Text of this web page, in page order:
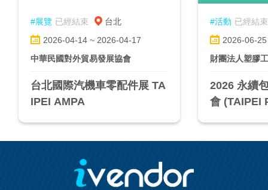
#展覽 已經結束
台北
2026-04-14 ~ 2026-04-17
中華民國對外貿易發展協會
台北國際汽機車零配件展 TA
IPEI AMPA
#活動 已經結束
2026-06-25
財團法人塑膠
2026 永續
會 (TAIPEI